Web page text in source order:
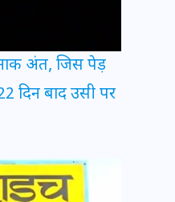
अंत, जिस पेड़
दिन बाद उसी पर